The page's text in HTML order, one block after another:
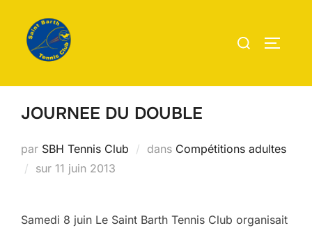
contenu
Rechercher :
JOURNEE DU DOUBLE
par SBH Tennis Club dans Compétitions adultes
sur Publié
11 juin 2013
Samedi 8 juin Le Saint Barth Tennis Club organisait